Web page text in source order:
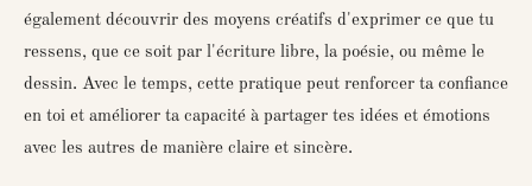
également découvrir des moyens créatifs d'exprimer ce que tu
ressens, que ce soit par l'écriture libre, la poésie, ou même le
dessin. Avec le temps, cette pratique peut renforcer ta confiance
en toi et améliorer ta capacité à partager tes idées et émotions
avec les autres de manière claire et sincère.